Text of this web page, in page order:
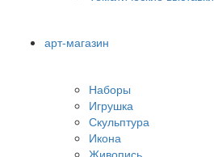
арт-магазин
Наборы
Игрушка
Скульптура
Икона
Живопись